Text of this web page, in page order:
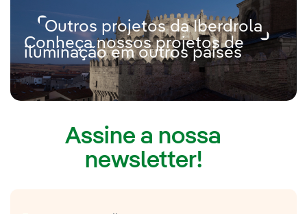
Outros projetos da Iberdrola
Conheça nossos projetos de
iluminação em outros países
Assine a nossa
newsletter!